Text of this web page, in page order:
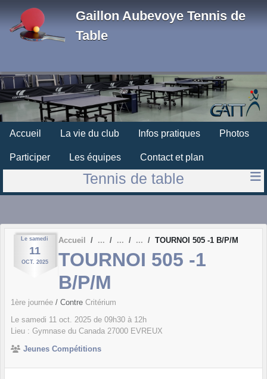
Gaillon Aubevoye Tennis de
Table
Accueil La vie du club Infos pratiques Photos
Participer Les équipes Contact et plan
Tennis de table
Le samedi
11
OCT. 2025
Accueil TOURNOI 505 -1 B/P/M
TOURNOI 505 -1
B/P/M
1ère journée / Contre Critérium
Le samedi 11 oct. 2025 de 09h30 à 12h
Lieu : Gymnase du Canada 27000 EVREUX
Jeunes Compétitions
Panneau de gestion des cookies